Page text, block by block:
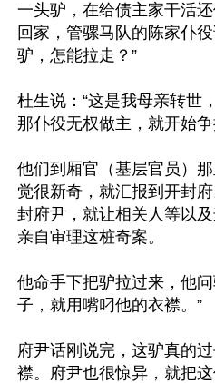
一头驴，在给债主家干活
回家，管骡马队的陈家仆
驴，怎能拉走？”
杜生说：“这是我母亲转世
那仆役无权做主，就开始争
他们到厢官（基层官员）
觉很新奇，就汇报到开封
封府尹，就让相关人等以
亲自审理这桩奇案。
他命手下把驴拉过来，他
子，就用嘴叼他的衣襟。”
府尹话刚说完，这驴真的
襟。府尹也很惊异，就把